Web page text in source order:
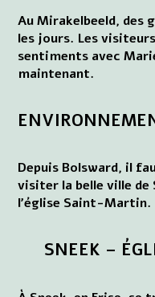
Au Mirakelbeeld, des
les jours. Les
sentiments avec
maintenant.
Depuis Bolsward, il
visiter la belle ville de
l'église Saint-Martin.
SNEEK –